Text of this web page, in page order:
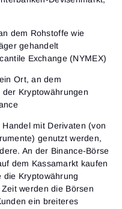
dem Rohstoffe wie
gehandelt
Exchange (NYMEX)
Ort, an dem
Kryptowährungen
mit Derivaten (von
genutzt werden,
An der Binance-Börse
dem Kassamarkt kaufen
Kryptowährung
werden die Börsen
ein breiteres